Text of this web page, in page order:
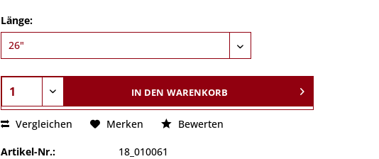
Länge:
IN DEN WARENKORB
Vergleichen Merken Bewerten
Artikel-Nr.: 18_010061